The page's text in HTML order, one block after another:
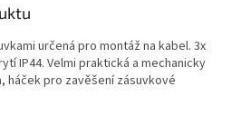
určená pro montáž na kabel. 3x
IP44. Velmi praktická a mechanicky
háček pro zavěšení zásuvkové